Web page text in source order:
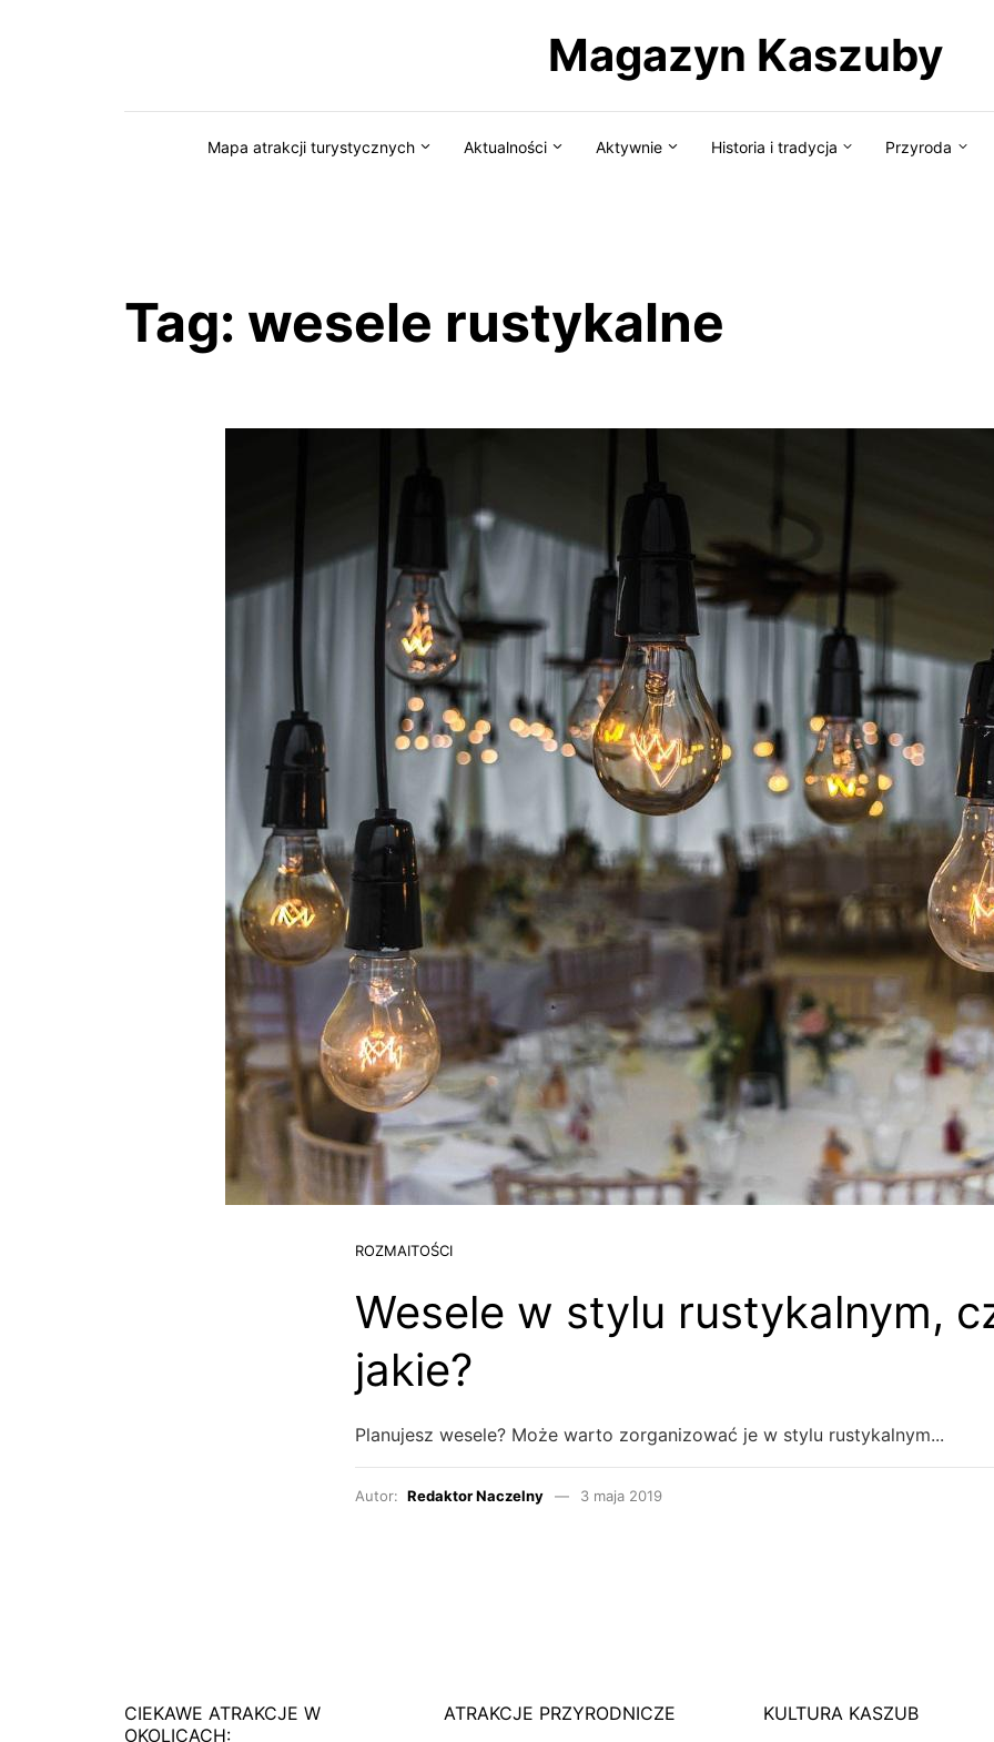
Magazyn Kaszuby
Mapa atrakcji turystycznych Aktualności Aktywnie Historia i tradycja Przyroda
Tag: wesele rustykalne
ROZMAITOŚCI
Wesele w stylu rustykalnym,
jakie?
Planujesz wesele? Może warto zorganizować je w stylu rustykalnym...
Autor: Redaktor Naczelny 3 maja 2019
CIEKAWE ATRAKCJE W
OKOLICACH:
ATRAKCJE PRZYRODNICZE KULTURA KASZUB